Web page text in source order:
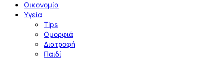
Οικονομία
Υγεία
Tips
Ομορφιά
Διατροφή
Παιδί